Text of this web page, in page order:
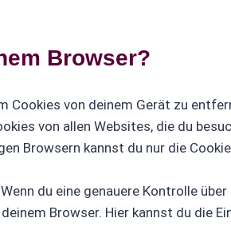
Browser?
Cookies von deinem Gerät zu
von allen Websites, die du
Browsern kannst du nur die
Wenn du eine genauere Kontrolle
Browser. Hier kannst du die